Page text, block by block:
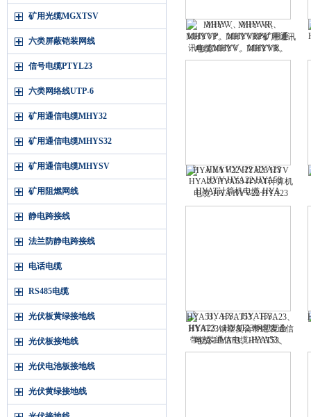
矿用光缆MGXTSV
六类屏蔽铠装网线
信号电缆PTYL23
六类网络线UTP-6
矿用通信电缆MHY32
矿用通信电缆MHYS32
矿用通信电缆MHYSV
矿用阻燃网线
静电跨接线
法兰防静电跨接线
电话电缆
RS485电缆
光伏板黄绿接地线
光伏板接地线
光伏电池板接地线
光伏黄绿接地线
MHYV、MHYVR、
MHYVP、MHYVRP矿用通讯
电缆MHYV、MHYVR、
MHYVP、MHYVRP
HYA HYV22 HYA23 HYV
HYA22 HYA53 HYAT计算机
电缆-HYA HYV22 HYA23
HYV HYA22 HYA53 HYAT
HYA53、HYAT53、HYA23、
HYAT23钢塑复合带铠装通信
电缆-HYA53、HYAT53、
HYA23、HYAT23